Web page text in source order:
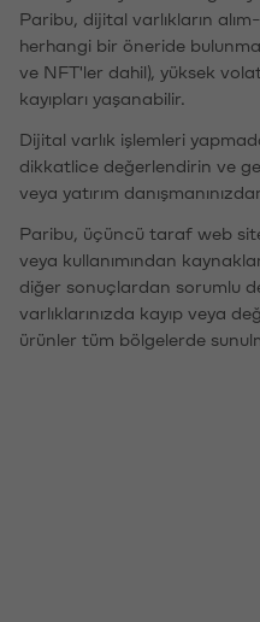
Paribu, dijital varlıkların
herhangi bir öneride
ve NFT'ler dahil), yüksek
kayıpları yaşanabilir.
Dijital varlık işlemleri
dikkatlice değerlendirin ve
veya yatırım
Paribu, üçüncü taraf web
veya kullanımından
diğer sonuçlardan sorumlu
varlıklarınızda kayıp veya
ürünler tüm bölgelerde